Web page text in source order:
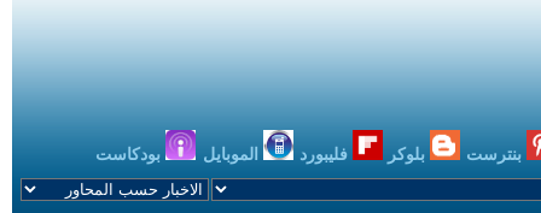
بنترست بلوكر فليبورد الموبايل بودكاست